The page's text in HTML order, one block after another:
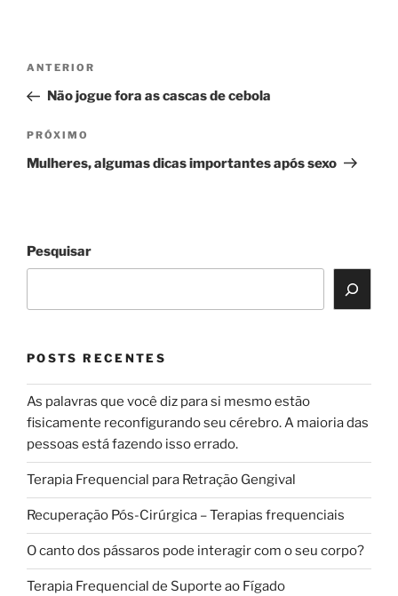
Navegação
Post
Post
anterior
ANTERIOR
Não jogue fora as cascas de cebola
Próximo
post
PRÓXIMO
Mulheres, algumas dicas importantes após sexo
Pesquisar
POSTS RECENTES
As palavras que você diz para si mesmo estão
fisicamente reconfigurando seu cérebro. A maioria das
pessoas está fazendo isso errado.
Terapia Frequencial para Retração Gengival
Recuperação Pós-Cirúrgica – Terapias frequenciais
O canto dos pássaros pode interagir com o seu corpo?
Terapia Frequencial de Suporte ao Fígado